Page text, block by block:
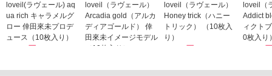
loveil(ラヴェール) aq
ua rich キャラメルグ
ロー 倖田來未プロデ
ュース（10枚入り）
1,760円
loveil（ラヴェール）
Arcadia gold（アルカ
ディアゴールド） 倖
田來未イメージモデル
（10枚入り）
loveil（ラヴェール）
Honey trick（ハニー
トリック） （10枚入
り）
1,760円
loveil（
Addict
ィクト
0枚入り
1,760